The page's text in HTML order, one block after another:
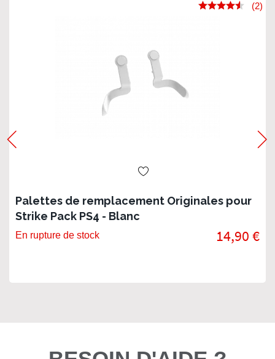
Palettes de remplacement Originales pour
Strike Pack PS4 - Blanc
(2)
En rupture de stock 14,90 €